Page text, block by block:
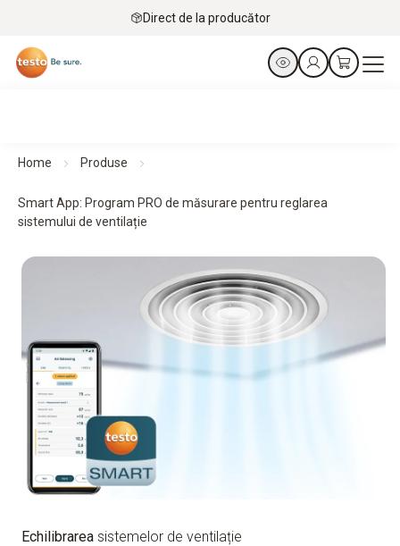
Direct de la producător
Home Produse
Smart App: Program PRO de măsurare pentru reglarea
sistemului de ventilație
Echilibrarea sistemelor de ventilație